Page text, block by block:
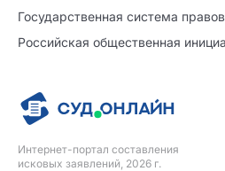
Интернет-портал составления
исковых заявлений, 2026 г.
Государственная система
Российская общественная
Уже заполнено
Шаг 0 из 15
№5702860